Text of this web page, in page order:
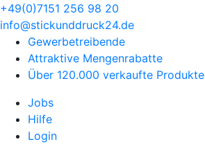
+49(0)7151 256 98 20‬
info@stickunddruck24.de
Gewerbetreibende
Attraktive Mengenrabatte
Über 120.000 verkaufte Produkte
Jobs
Hilfe
Login